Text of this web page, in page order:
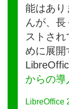
能はあり
んが、長
ストさ
めに展開
からの導
LibreOffice